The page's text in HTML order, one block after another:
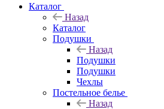
Каталог
Назад
Каталог
Подушки
Назад
Подушки
Подушки
Чехлы
Постельное белье
Назад